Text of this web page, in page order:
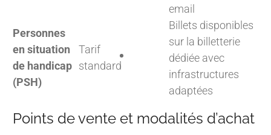
email
Personnes
en situation
de handicap
(PSH)
Tarif
standard
Billets disponibles
sur la billetterie
dédiée avec
infrastructures
adaptées
Points de vente et modalités d’achat